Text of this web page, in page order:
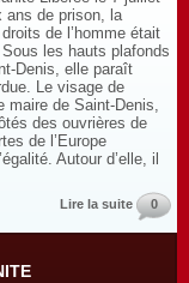
ans de prison, la
de l’homme était
les hauts plafonds
Denis, elle paraît
Le visage de
maire de Saint-Denis,
des ouvrières de
de l’Europe
Autour d’elle, il
Lire la suite 0